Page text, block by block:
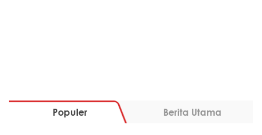
Populer Berita Utama